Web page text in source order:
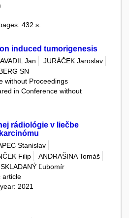
432 s.
induced tumorigenesis
Jan
JURÁČEK Jaroslav
SN
without Proceedings
in Conference without
rádiológie v liečbe
Stanislav
Filip
ANDRAŠINA Tomáš
SKLADANÝ Ľubomír
article
, year: 2021